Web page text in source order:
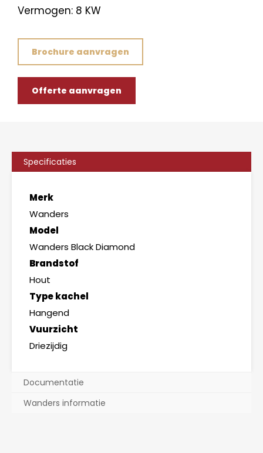
Vermogen: 8 KW
Brochure aanvragen
Offerte aanvragen
Specificaties
Merk
Wanders
Model
Wanders Black Diamond
Brandstof
Hout
Type kachel
Hangend
Vuurzicht
Driezijdig
Documentatie
Wanders informatie